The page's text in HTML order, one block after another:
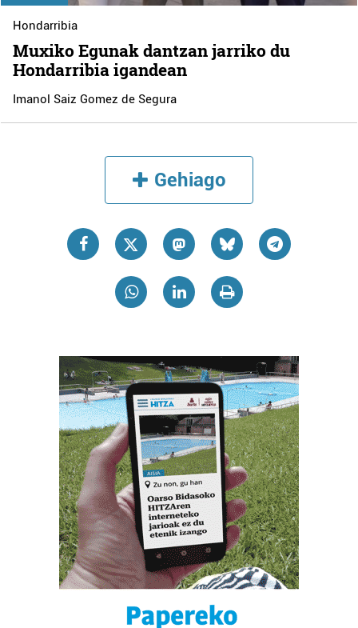
Hondarribia
Muxiko Egunak dantzan jarriko du
Hondarribia igandean
Imanol Saiz Gomez de Segura
Gehiago